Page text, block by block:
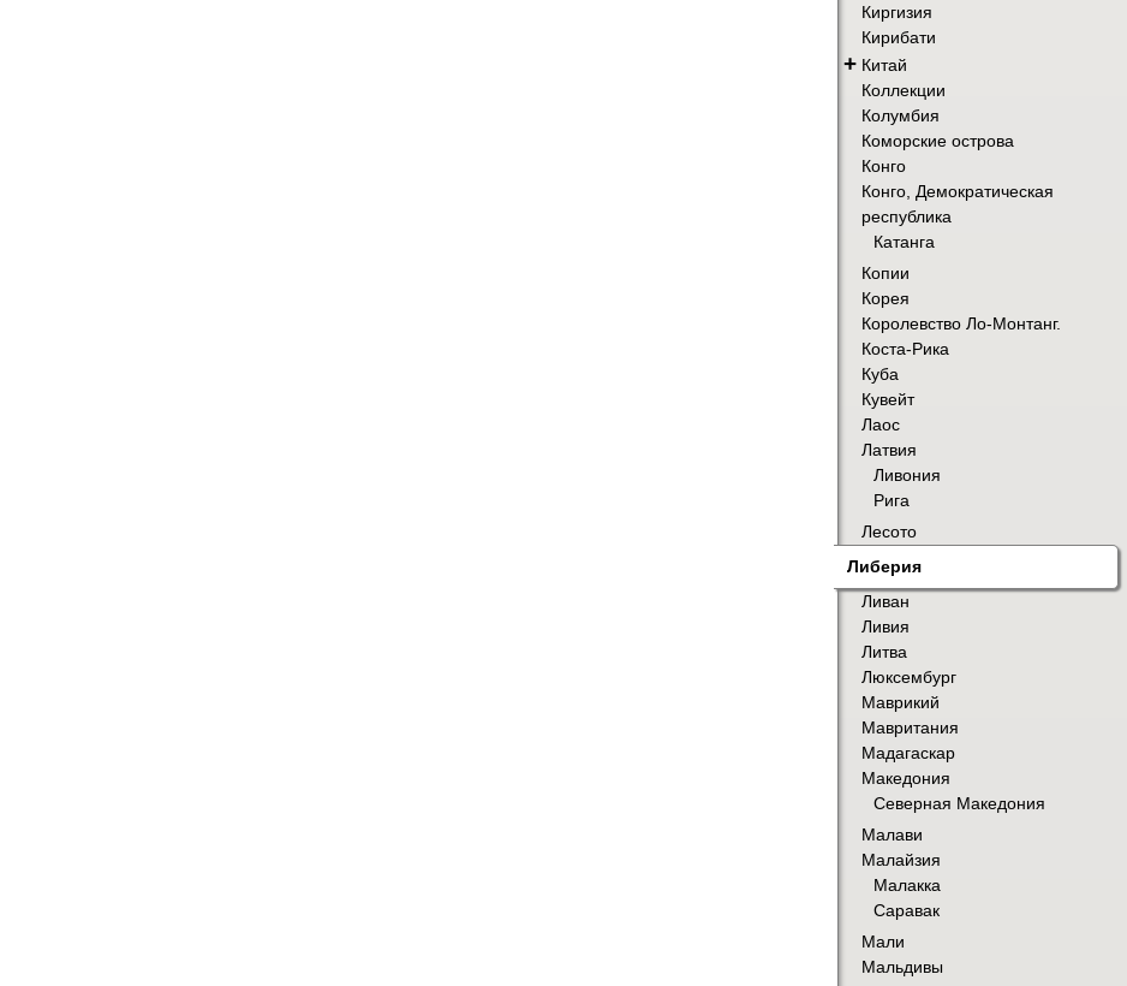
Киргизия
Кирибати
+ Китай
Коллекции
Колумбия
Коморские острова
Конго
Конго, Демократическая
республика
Катанга
Копии
Корея
Королевство Ло-Монтанг.
Коста-Рика
Куба
Кувейт
Лаос
Латвия
Ливония
Рига
Лесото
Либерия
Ливан
Ливия
Литва
Люксембург
Маврикий
Мавритания
Мадагаскар
Македония
Северная Македония
Малави
Малайзия
Малакка
Саравак
Мали
Мальдивы